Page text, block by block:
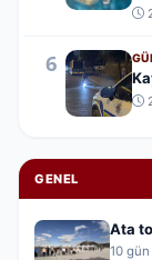
6
GENEL
Ata
10